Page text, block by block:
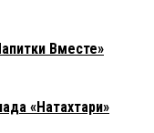
Вместе»
«Натахтари»